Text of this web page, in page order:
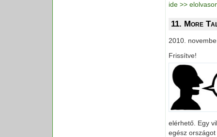
ide >>
11. More
2010.
Frissítve!
elérhető. Egy
egész